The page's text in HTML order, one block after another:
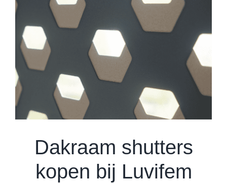
Dakraam shutters
kopen bij Luvifem